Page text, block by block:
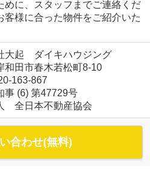
めに、スタッフまでご連絡くだ
客様に合った物件をご紹介いた
大起 ダイキハウジング
和田市春木若松町8-10
163-867
事 (6) 第47729号
全日本不動産協会
合わせ(無料)